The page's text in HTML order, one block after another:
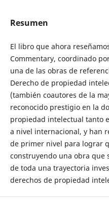
Resumen
El libro que ahora
Commentary, coordinado
una de las obras de
Derecho de propiedad
(también coautores de la
reconocido prestigio en la
propiedad intelectual tanto
a nivel internacional, y han
de primer nivel para lograr
construyendo una obra que
de toda una trayectoria
derechos de propiedad